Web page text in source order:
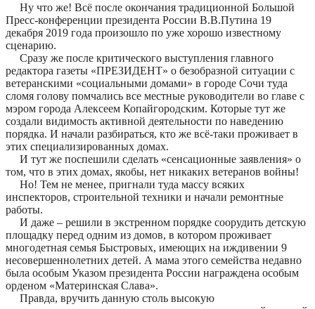
Ну что же! Всё после окончания традиционной Большой
Пресс-конференции президента России В.В.Путина 19
декабря 2019 года произошло по уже хорошо известному
сценарию.
Сразу же после критического выступления главного
редактора газеты «ПРЕЗИДЕНТ» о безобразной ситуации с
ветеранскими «социальными домами» в городе Сочи туда
сломя голову помчались все местные руководители во главе с
мэром города Алексеем Копайгородским. Которые тут же
создали видимость активной деятельности по наведению
порядка. И начали разбираться, кто же всё-таки проживает в
этих специализированных домах.
И тут же поспешили сделать «сенсационные заявления» о
том, что в этих домах, якобы, нет никаких ветеранов войны!
Но! Тем не менее, пригнали туда массу всяких
инспекторов, строительной техники и начали ремонтные
работы.
И даже – решили в экстренном порядке соорудить детскую
площадку перед одним из домов, в котором проживает
многодетная семья Быстровых, имеющих на иждивении 9
несовершеннолетних детей. А мама этого семейства недавно
была особым Указом президента России награждена особым
орденом «Материнская Слава».
Правда, вручить данную столь высокую